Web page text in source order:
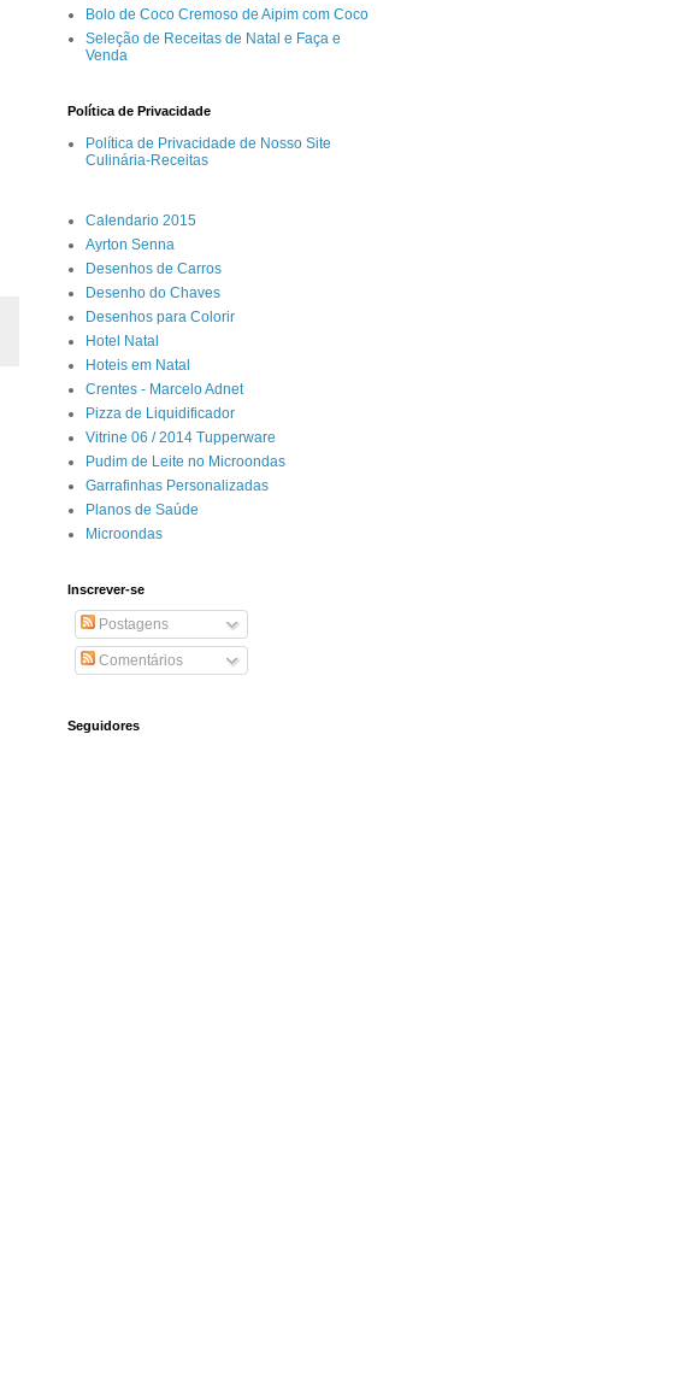
Bolo de Coco Cremoso de Aipim com Coco
Seleção de Receitas de Natal e Faça e
Venda
Política de Privacidade
Política de Privacidade de Nosso Site
Culinária-Receitas
Calendario 2015
Ayrton Senna
Desenhos de Carros
Desenho do Chaves
Desenhos para Colorir
Hotel Natal
Hoteis em Natal
Crentes - Marcelo Adnet
Pizza de Liquidificador
Vitrine 06 / 2014 Tupperware
Pudim de Leite no Microondas
Garrafinhas Personalizadas
Planos de Saúde
Microondas
Inscrever-se
Postagens
Comentários
Seguidores